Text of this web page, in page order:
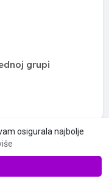
osigurala najbolje
grupi